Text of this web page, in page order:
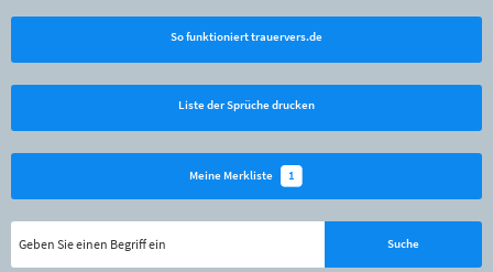
So funktioniert trauervers.de
Liste der Sprüche drucken
Meine Merkliste 1